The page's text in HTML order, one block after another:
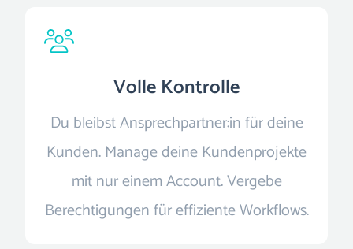
Volle Kontrolle
Du bleibst Ansprechpartner:in für deine
Kunden. Manage deine Kundenprojekte
mit nur einem Account. Vergebe
Berechtigungen für effiziente Workflows.